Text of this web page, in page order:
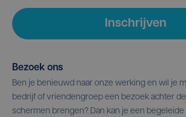
Inschrijven
Bezoek ons
Ben je benieuwd naar onze werking en wil je
bedrijf of vriendengroep een bezoek achter de
schermen brengen? Dan kan je een